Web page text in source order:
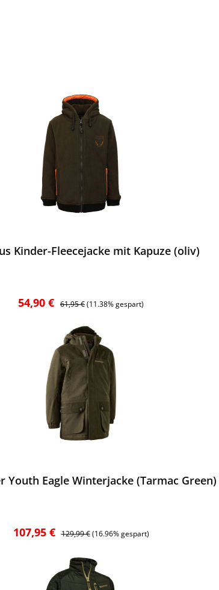
Kinder-Fleecejacke mit Kapuze (oliv)
Verkaufspreis:
54,90 € Regulärer Preis:
61,95 €(11.38% gespart)
Youth Eagle Winterjacke (Tarmac Green)
Verkaufspreis:
107,95 € Regulärer Preis:
129,99 € (16.96% gespart)